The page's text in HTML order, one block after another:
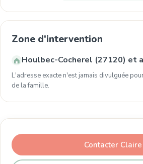
Zone d'intervention
Houlbec-Cocherel (27120) et
L'adresse exacte n'est jamais divulguée
de la famille.
Contacter Claire